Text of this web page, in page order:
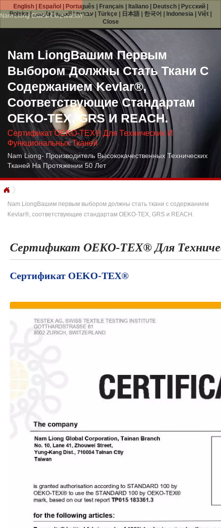
Nam Liong Global Corporation
Nam LiongВашим Первым
Выбором Должны Стать Ткани С
Содержанием Kevlar®,
Соответствующие Стандартам
OEKO-TEX, GRS И REACH.
Сертификат OEKO-TEX® Для Технических И
Функциональных Тканей
Nam Liong- Производитель Высококачественных Технических
Тканей На Протяжении 50 Лет
Nam LiongВашим первым выбором должны стать ткани с содержанием
Kevlar®, соответствующие стандартам OEKO-TEX, GRS и REACH.
Сертификат OEKO-TEX® Для
Сертификат OEKO-TEX®
English| Español Português Français Italiano| Deutsch| Русский|
Polska| עברית|العربية|فارسی Türkçe 日本語 한국어 Indonesia Việt
Close